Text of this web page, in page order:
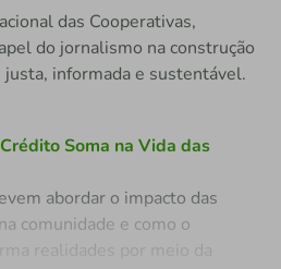
das Cooperativas,
do jornalismo na construção
informada e sustentável.
Soma na Vida das
abordar o impacto das
comunidade e como o
realidades por meio da